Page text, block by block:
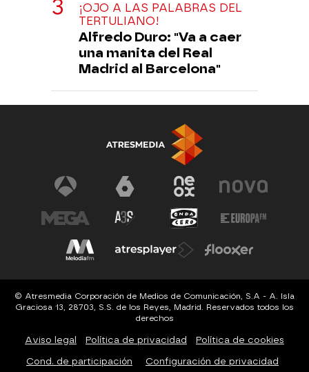
¡OJO A LAS PALABRAS DEL
TERTULIANO!
Alfredo Duro: "Va a caer
una manita del Real
Madrid al Barcelona"
© Atresmedia Corporación de Medios de Comunicación, S.A - A. Isla
Graciosa 13, 28703, S.S. de los Reyes, Madrid. Reservados todos los
derechos
Aviso legal Política de privacidad Política de cookies
Cond. de participación Configuración de privacidad